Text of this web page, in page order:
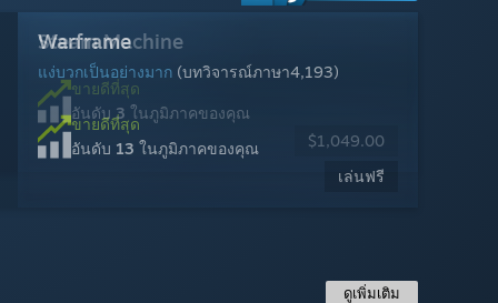
Cyberpunk 2077
แง่บวกเป็นอย่างมาก (บทวิจารณ์ภาษา2,498)
ขายดีที่สุด
อันดับ 10 ในภูมิภาคของคุณ
$17.99
Marvel's Spider-Man 2
แง่บวกเป็นอย่างมาก (บทวิจารณ์ภาษา222)
ขายดีที่สุด
อันดับ 7ในภูมิภาคของคุณ
$40.19
Dead by Daylight
แง่บวกเป็นอย่างมาก (บทวิจารณ์ภาษา12,899)
ขายดีที่สุด
อันดับ 22 ในภูมิภาคของคุณ
$19.99
Steam Machine
ขายดีที่สุด
อันดับ 3 ในภูมิภาคของคุณ
$1,049.00
Warframe
แง่บวกเป็นอย่างมาก (บทวิจารณ์ภาษา4,193)
ขายดีที่สุด
อันดับ 13 ในภูมิภาคของคุณ
เล่นฟรี
Wuthering Waves
แง่บวกเป็นอย่างมาก (บทวิจารณ์ภาษา850)
ขายดีที่สุด
อันดับ 24 ในภูมิภาคของคุณ
เล่นฟรี
Dota 2
แง่บวกเป็นอย่างมาก (บทวิจารณ์ภาษา21,738)
ขายดีที่สุด
อันดับ 30 ในภูมิภาคของคุณ
เล่นฟรี
Tom Clancy's Rainbow Six Siege
แง่บวกเป็นอย่างมาก (บทวิจารณ์ภาษา10,281)
ขายดีที่สุด
อันดับ 9ในภูมิภาคของคุณ
เล่นฟรี
Marvel Rivals
ผสมกัน(บทวิจารณ์ภาษา1,414)
ขายดีที่สุด
อันดับ 8ในภูมิภาคของคุณ
เล่นฟรี
Counter-Strike 2
แง่บวกเป็นอย่างมาก (บทวิจารณ์ภาษา25,260)
ขายดีที่สุด
อันดับ 4ในภูมิภาคของคุณ
เล่นฟรี
Palworld
แง่บวกเป็นอย่างยิ่ง(บทวิจารณ์ภาษา1,872)
ขายดีที่สุด
อันดับ 11 ในภูมิภาคของคุณ
$29.99
MARVEL Tōkon: Fighting Souls
พร้อมใช้งาน: 6 ส.ค. 2026
สั่งซื้อล่วงหน้าได้แล้วตอนนี้
เตรียมวางจำหน่าย 6 ส.ค. 2026
$59.99
ดูเพิ่มเติม